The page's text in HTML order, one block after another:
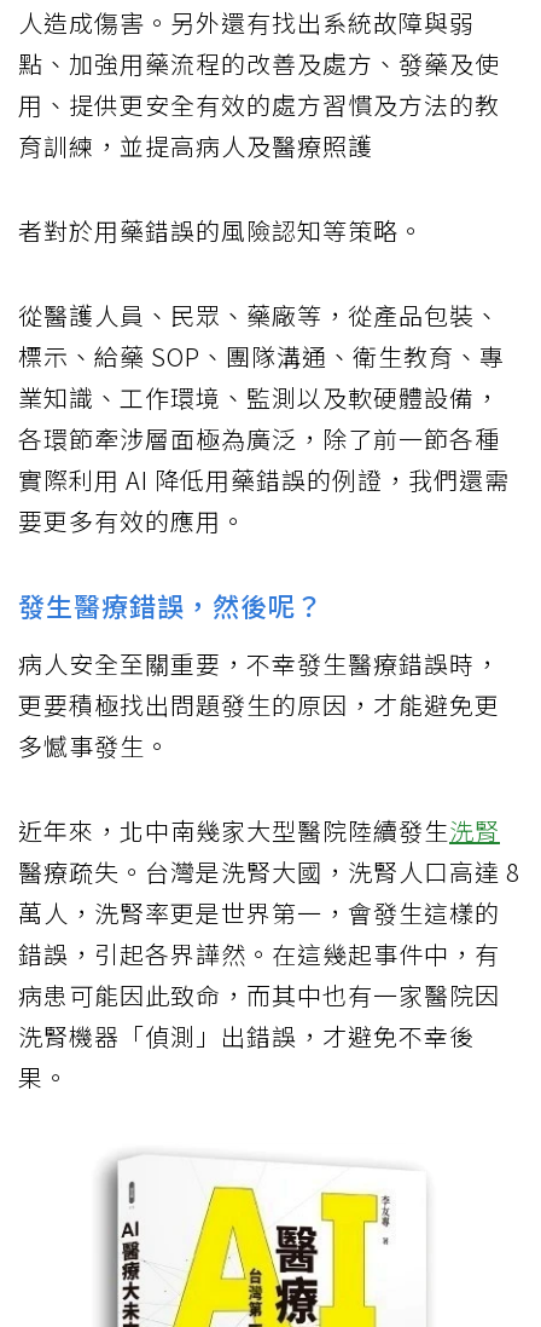
人造成傷害。另外還有找出系統故障與弱
點、加強用藥流程的改善及處方、發藥及使
用、提供更安全有效的處方習慣及方法的教
育訓練，並提高病人及醫療照護
者對於用藥錯誤的風險認知等策略。
從醫護人員、民眾、藥廠等，從產品包裝、
標示、給藥 SOP、團隊溝通、衛生教育、專
業知識、工作環境、監測以及軟硬體設備，
各環節牽涉層面極為廣泛，除了前一節各種
實際利用 AI 降低用藥錯誤的例證，我們還需
要更多有效的應用。
發生醫療錯誤，然後呢？
病人安全至關重要，不幸發生醫療錯誤時，
更要積極找出問題發生的原因，才能避免更
多憾事發生。
近年來，北中南幾家大型醫院陸續發生洗腎
醫療疏失。台灣是洗腎大國，洗腎人口高達 8
萬人，洗腎率更是世界第一，會發生這樣的
錯誤，引起各界譁然。在這幾起事件中，有
病患可能因此致命，而其中也有一家醫院因
洗腎機器「偵測」出錯誤，才避免不幸後
果。